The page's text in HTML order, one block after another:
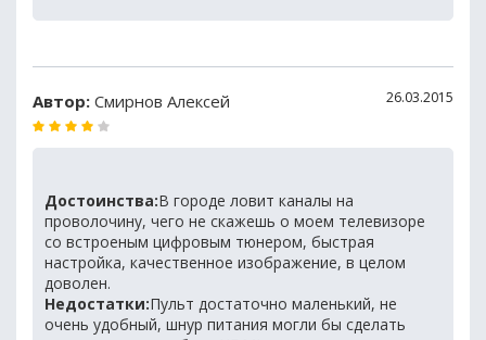
Автор: Смирнов Алексей 26.03.2015
Достоинства:В городе ловит каналы на
проволочину, чего не скажешь о моем телевизоре
со встроеным цифровым тюнером, быстрая
настройка, качественное изображение, в целом
доволен.
Недостатки:Пульт достаточно маленький, не
очень удобный, шнур питания могли бы сделать